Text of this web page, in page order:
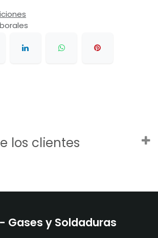
los clientes
- Gases y Soldaduras